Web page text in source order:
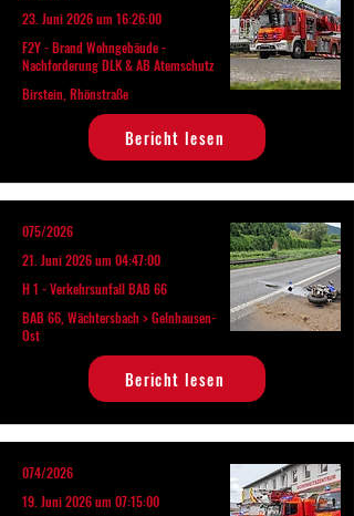
23. Juni 2026 um 16:26:00
F2Y - Brand Wohngebäude -
Nachforderung DLK & AB Atemschutz
Birstein, Rhönstraße
Bericht lesen
075/2026
21. Juni 2026 um 04:47:00
H 1 - Verkehrsunfall BAB 66
BAB 66, Wächtersbach > Gelnhausen-
Ost
Bericht lesen
074/2026
19. Juni 2026 um 07:15:00